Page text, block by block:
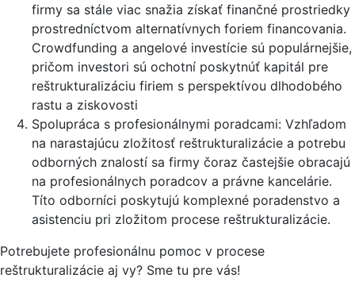
firmy sa stále viac snažia získať finančné prostriedky
prostredníctvom alternatívnych foriem financovania.
Crowdfunding a angelové investície sú populárnejšie,
pričom investori sú ochotní poskytnúť kapitál pre
reštrukturalizáciu firiem s perspektívou dlhodobého
rastu a ziskovosti
Spolupráca s profesionálnymi poradcami: Vzhľadom
na narastajúcu zložitosť reštrukturalizácie a potrebu
odborných znalostí sa firmy čoraz častejšie obracajú
na profesionálnych poradcov a právne kancelárie.
Títo odborníci poskytujú komplexné poradenstvo a
asistenciu pri zložitom procese reštrukturalizácie.
Potrebujete profesionálnu pomoc v procese
reštrukturalizácie aj vy? Sme tu pre vás!